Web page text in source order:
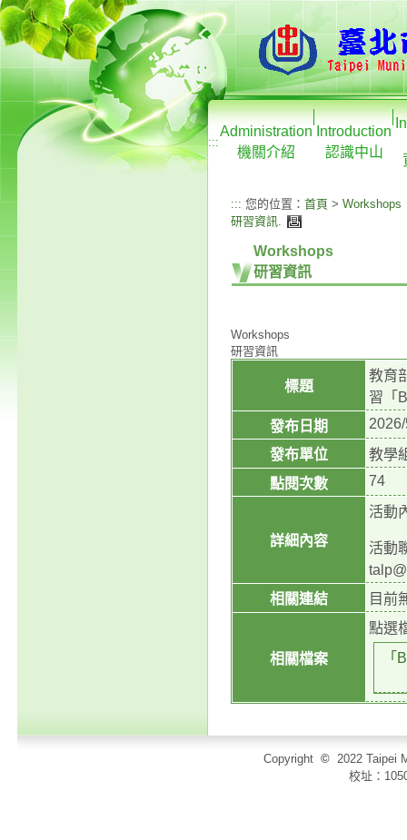
:::
Administration
機關介紹
Introduction
認識中山
::: 您的位置： 首頁 > Workshops
研習資訊.
Workshops
研習資訊
Workshops
研習資訊
標題
教育
習「
發布日期
發布單位
教學
點閱次數
74
詳細內容
活動
活動
相關連結
目前
相關檔案
點選
「
Copyright © 2022 Taipei
校址：